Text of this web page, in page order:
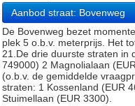
Aanbod straat: Bovenweg
De Bovenweg bezet
plek 5 o.b.v. meterprijs. Het
21.De drie duurste straten in
749000) 2 Magnolialaan
(o.b.v. de gemiddelde
straten: 1 Kossenland (EUR
Stuimellaan (EUR 3300).